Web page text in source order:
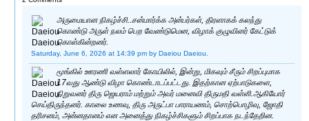
அருமையான நிகழ்ச்சி..சன்மார்க்க அன்பர்கள், திரளாகக் கலந்து
கொண்டு அருள் நலம் பெற வேண்டுமென, விழாக் குழுவினர் கேட்டுக்
கொள்கின்றனர்.
Saturday, June 6, 2026 at 14:39 pm by Daeiou Daeiou.
மூங்கில் ஊரணி வள்ளலார் கோயிலில், இன்று, மிகவும் சீரும் சிறப்புமாக
17வது ஆண்டு விழா கொண்டாடப்பட்டது. இதற்கான ஏற்பாடுகளை,
நிறுவனர் திரு ஜெயராம் மற்றும் அவர் மனைவி திருமதி வள்ளி.ஆகியோர்
செய்திருந்தனர். காலை உணவு, திரு அருட்பா பாராயணம், சொற்பொழிவு, ஜோதி
தரிசனம், அன்னதானம் என அனைத்து நிகழ்ச்சிகளும் சிறப்பாக நடந்தேறின.